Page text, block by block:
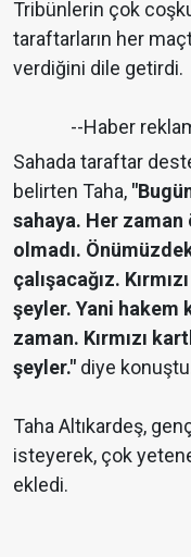
Tribünlerin çok
taraftarların her
verdiğini dile getirdi.
--Haber
Sahada taraftar
belirten Taha,
sahaya. Her zaman
olmadı.
çalışacağız.
şeyler. Yani hakem
zaman. Kırmızı
şeyler." diye
Taha Altıkardeş,
isteyerek, çok
ekledi.